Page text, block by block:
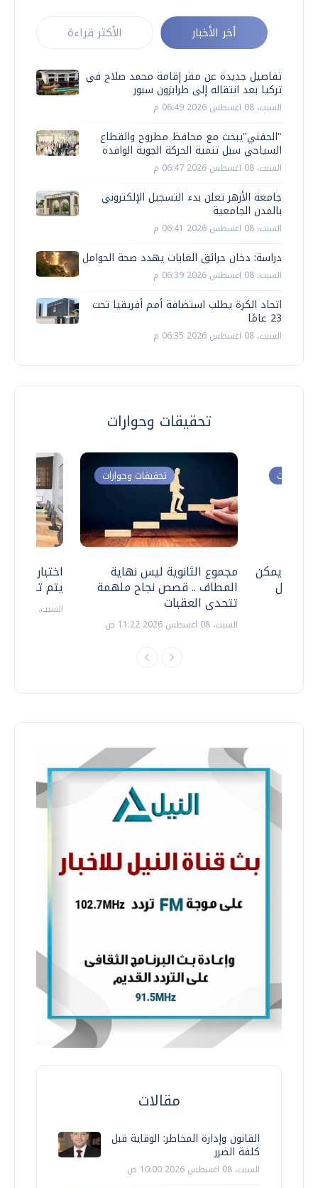
أخر الأخبار الأكثر قراءة
تفاصيل جديدة عن مقر إقامة محمد صلاح في
تركيا بعد انتقاله إلى طرابزون سبور
السبت، 08 اغسطس 2026 06:49 م
"الحفني"يبحث مع محافظ مطروح والقطاع
السياحي سبل تنمية الحركة الجوية الوافدة
السبت، 08 اغسطس 2026 06:47 م
جامعة الأزهر تعلن بدء التسجيل الإلكتروني
بالمدن الجامعية
السبت، 08 اغسطس 2026 06:41 م
دراسة: دخان حرائق الغابات يهدد صحة الحوامل
السبت، 08 اغسطس 2026 06:39 م
اتحاد الكرة يطلب استضافة أمم أفريقيا تحت
23 عامًا
السبت، 08 اغسطس 2026 06:35 م
تحقيقات وحوارات
اختبارات
يتم
السبت، 18 يوليو 2026 09:22 ص
تحقيقات وحوارات
مجموع الثانوية ليس نهاية
المطاف .. قصص نجاح ملهمة
تتحدى العقبات
السبت، 08 اغسطس 2026 11:22 ص
وحوارات
.. هل يمكن
نتعامل
مقالات
القانون وإدارة المخاطر: الوقاية قبل
كلفة الضرر
السبت، 08 اغسطس 2026 10:00 ص